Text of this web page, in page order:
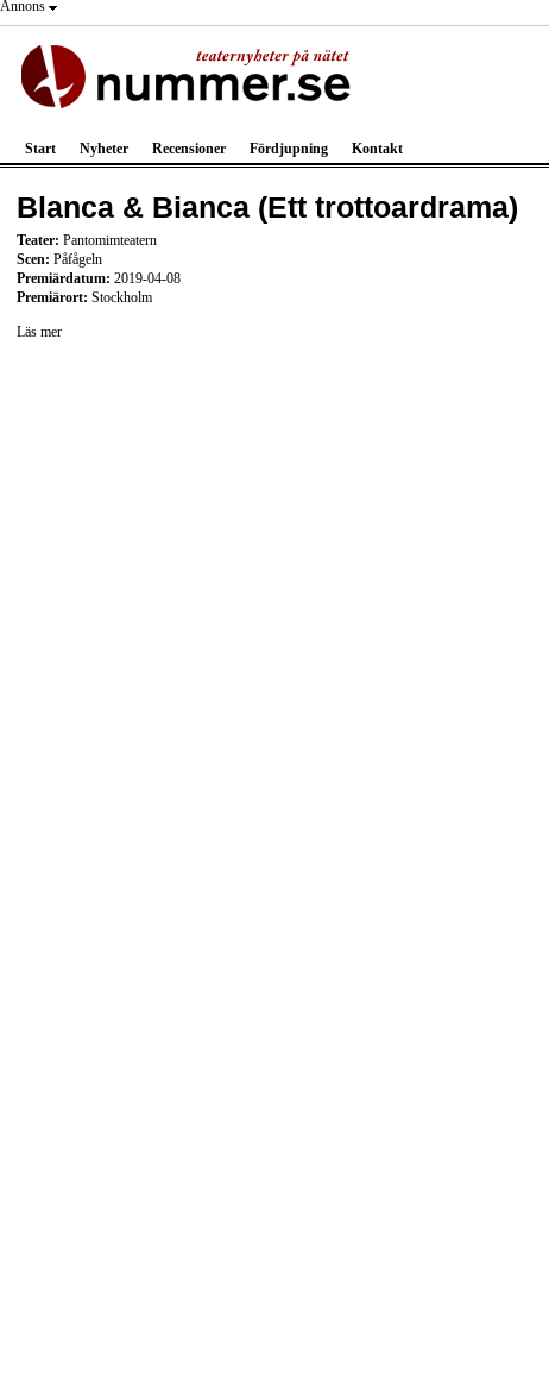
Annons
Start Nyheter Recensioner Fördjupning Kontakt
Blanca & Bianca (Ett trottoardrama)
Teater: Pantomimteatern
Scen: Påfågeln
Premiärdatum: 2019-04-08
Premiärort: Stockholm
Läs mer